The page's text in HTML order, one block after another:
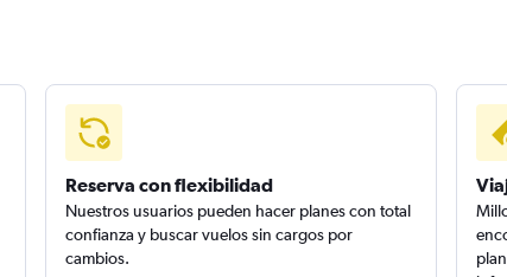
Reserva con flexibilidad
Nuestros usuarios pueden hacer planes con total
confianza y buscar vuelos sin cargos por
cambios.